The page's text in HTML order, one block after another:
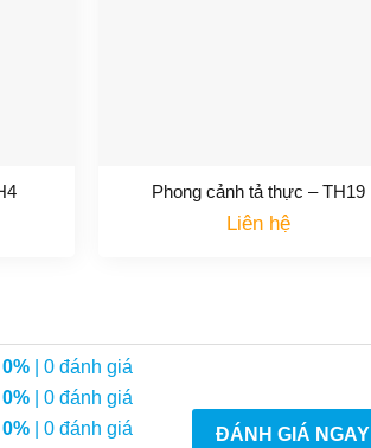
Phong cảnh tả thực – TH19
Liên hệ
0% | 0 đánh giá
0% | 0 đánh giá
0% | 0 đánh giá
ĐÁNH GIÁ NGAY